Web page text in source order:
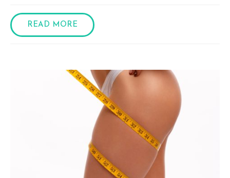
READ MORE